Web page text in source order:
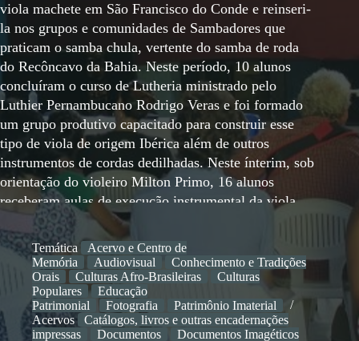
viola machete em São Francisco do Conde e reinseri-
la nos grupos e comunidades de Sambadores que
praticam o samba chula, vertente do samba de roda
do Recôncavo da Bahia. Neste período, 10 alunos
concluíram o curso de Lutheria ministrado pelo
Luthier Pernambucano Rodrigo Veras e foi formado
um grupo produtivo capacitado para construir esse
tipo de viola de origem Ibérica além de outros
instrumentos de cordas dedilhadas. Neste ínterim, sob
orientação do violeiro Milton Primo, 16 alunos
receberam aulas de execução instrumental da viola
machete e seu repertório ancestral seriamente
ameaçado de extinção. Desde o início de suas
atividades, a Luteria produziu mais de 30
instrumentos comercializados para vários estados,
contemplou cinco Mestres Violeiros do Recôncavo
que não possuíam o instrumento com a doação de
violas machete, protagonizou documentários e filmes
Temática
Acervo e Centro de
Memória
Audiovisual
Conhecimento e Tradições
Orais
Culturas Afro-Brasileiras
Culturas
Populares
Educação
Patrimonial
Fotografia
Patrimônio Imaterial
Acervos
Catálogos, livros e outras encadernações
impressas
Documentos
Documentos Imagéticos